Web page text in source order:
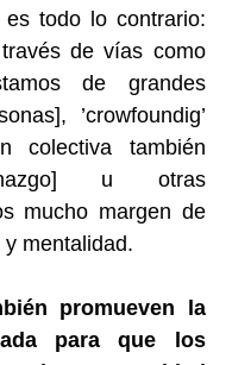
todo lo contrario:
de vías como
de grandes
’crowfoundig’
colectiva también
u otras
mucho margen de
mentalidad.
promueven la
para que los